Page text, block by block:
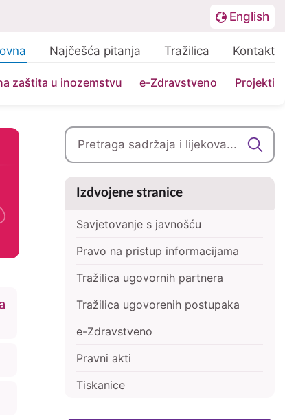
English
Najčešća pitanja Tražilica Kontakt
zaštita u inozemstvu e-Zdravstveno Projekti
Bočna traka
Pretraga
Izdvojene stranice
Savjetovanje s javnošću
Pravo na pristup informacijama
Tražilica ugovornih partnera
Tražilica ugovorenih postupaka
e-Zdravstveno
Pravni akti
Tiskanice